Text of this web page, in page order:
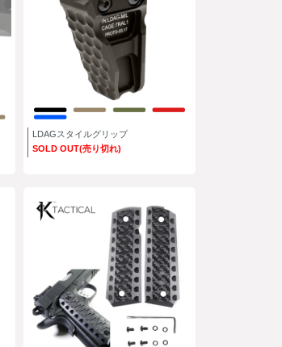
LDAGスタイルグリップ
SOLD OUT(売り切れ)